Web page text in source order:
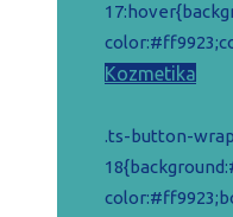
Kozmetika
.ts-button-